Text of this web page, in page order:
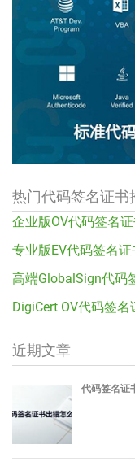
热门代码签名证书
企业版OV代码签名
专业版EV代码签名
高端GlobalSign代码
DigiCert OV代码签
近期文章
代码签名证